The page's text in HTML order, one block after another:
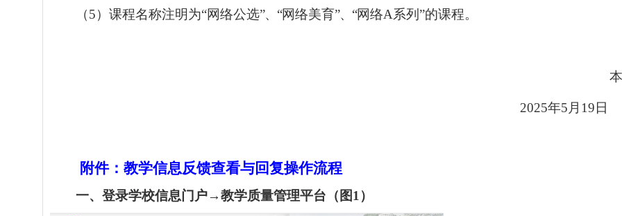
（5）课程名称注明为“网络公选”、“网络美育”、“网络A系列”的课程。
本
2025年5 月 19 日
附件：教学信息反馈查看与回复操作流程
一、登录学校信息门户→教学质量管理平台（图1 ）